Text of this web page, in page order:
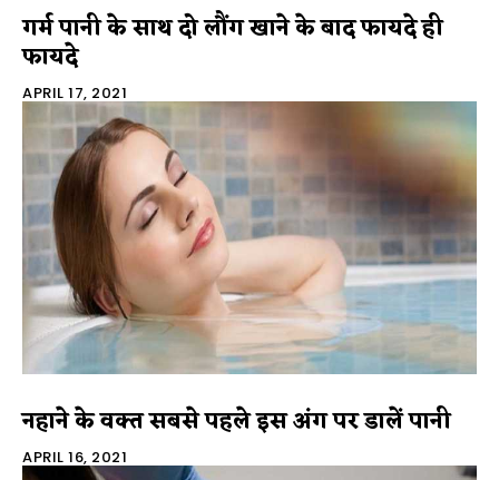
गर्म पानी के साथ दो लौंग खाने के बाद फायदे ही
फायदे
APRIL 17, 2021
नहाने के वक्त सबसे पहले इस अंग पर डालें पानी
APRIL 16, 2021